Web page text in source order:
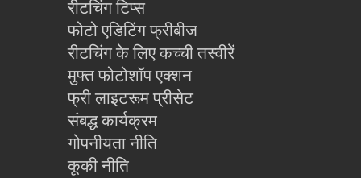
रीटचिंग टिप्स
फोटो एडिटिंग फ्रीबीज
रीटचिंग के लिए कच्ची तस्वीरें
मुफ्त फोटोशॉप एक्शन
फ्री लाइटरूम प्रीसेट
संबद्ध कार्यक्रम
गोपनीयता नीति
कूकी नीति